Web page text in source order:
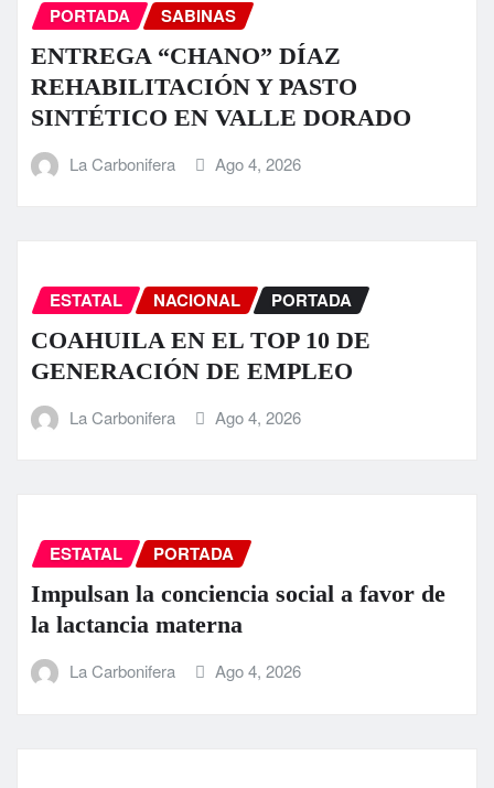
PORTADA SABINAS
ENTREGA “CHANO” DÍAZ
REHABILITACIÓN Y PASTO
SINTÉTICO EN VALLE DORADO
La Carbonifera Ago 4, 2026
ESTATAL NACIONAL PORTADA
COAHUILA EN EL TOP 10 DE
GENERACIÓN DE EMPLEO
La Carbonifera Ago 4, 2026
ESTATAL PORTADA
Impulsan la conciencia social a favor de
la lactancia materna
La Carbonifera Ago 4, 2026